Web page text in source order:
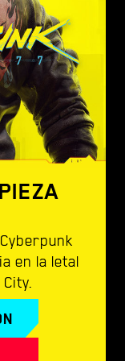
en la letal